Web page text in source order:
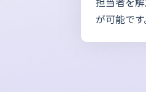
が可能です